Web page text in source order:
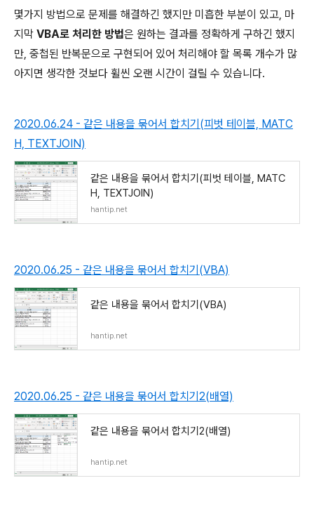
몇가지 방법으로 문제를 해결하긴 했지만 미흡한 부분이 있고, 마
지막 VBA로 처리한 방법은 원하는 결과를 정확하게 구하긴 했지
만, 중첩된 반복문으로 구현되어 있어 처리해야 할 목록 개수가 많
아지면 생각한 것보다 휠씬 오랜 시간이 걸릴 수 있습니다.
2020.06.24 - 같은 내용을 묶어서 합치기(피벗 테이블, MATC
H, TEXTJOIN)
같은 내용을 묶어서 합치기(피벗 테이블, MATC
H, TEXTJOIN)
hantip.net
2020.06.25 - 같은 내용을 묶어서 합치기(VBA)
같은 내용을 묶어서 합치기(VBA)
hantip.net
2020.06.25 - 같은 내용을 묶어서 합치기2(배열)
같은 내용을 묶어서 합치기2(배열)
hantip.net